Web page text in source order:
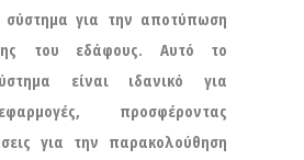
σύστημα για την αποτύπωση
του εδάφους. Αυτό το
είναι ιδανικό για
προσφέροντας
για την παρακολούθηση